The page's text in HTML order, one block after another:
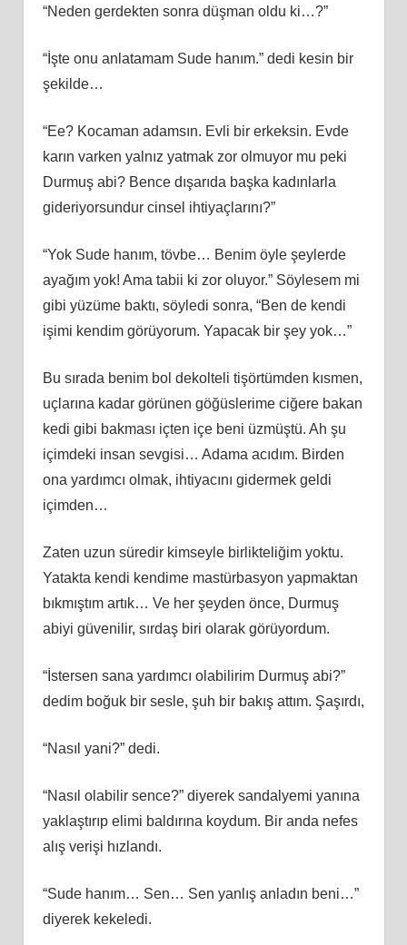
“Neden gerdekten sonra düşman oldu ki…?”
“İşte onu anlatamam Sude hanım.” dedi kesin bir
şekilde…
“Ee? Kocaman adamsın. Evli bir erkeksin. Evde
karın varken yalnız yatmak zor olmuyor mu peki
Durmuş abi? Bence dışarıda başka kadınlarla
gideriyorsundur cinsel ihtiyaçlarını?”
“Yok Sude hanım, tövbe… Benim öyle şeylerde
ayağım yok! Ama tabii ki zor oluyor.” Söylesem mi
gibi yüzüme baktı, söyledi sonra, “Ben de kendi
işimi kendim görüyorum. Yapacak bir şey yok…”
Bu sırada benim bol dekolteli tişörtümden kısmen,
uçlarına kadar görünen göğüslerime ciğere bakan
kedi gibi bakması içten içe beni üzmüştü. Ah şu
içimdeki insan sevgisi… Adama acıdım. Birden
ona yardımcı olmak, ihtiyacını gidermek geldi
içimden…
Zaten uzun süredir kimseyle birlikteliğim yoktu.
Yatakta kendi kendime mastürbasyon yapmaktan
bıkmıştım artık… Ve her şeyden önce, Durmuş
abiyi güvenilir, sırdaş biri olarak görüyordum.
“İstersen sana yardımcı olabilirim Durmuş abi?”
dedim boğuk bir sesle, şuh bir bakış attım. Şaşırdı,
“Nasıl yani?” dedi.
“Nasıl olabilir sence?” diyerek sandalyemi yanına
yaklaştırıp elimi baldırına koydum. Bir anda nefes
alış verişi hızlandı.
“Sude hanım… Sen… Sen yanlış anladın beni…”
diyerek kekeledi.